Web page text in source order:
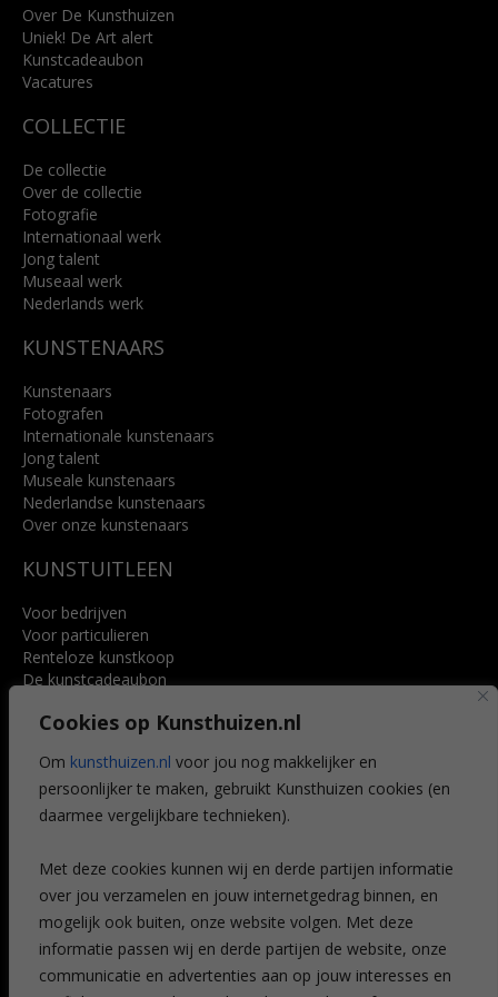
Cookies op Kunsthuizen.nl
Om kunsthuizen.nl voor jou nog makkelijker en
persoonlijker te maken, gebruikt Kunsthuizen cookies (en
daarmee vergelijkbare technieken).
Met deze cookies kunnen wij en derde partijen informatie
over jou verzamelen en jouw internetgedrag binnen, en
mogelijk ook buiten, onze website volgen. Met deze
informatie passen wij en derde partijen de website, onze
communicatie en advertenties aan op jouw interesses en
info@kunsthuisbreda.nl
Lees meer
Over De Kunsthuizen
Uniek! De Art alert
Kunstcadeaubon
Vacatures
COLLECTIE
De collectie
Over de collectie
Fotografie
Internationaal werk
Jong talent
Museaal werk
Nederlands werk
KUNSTENAARS
Kunstenaars
Fotografen
Internationale kunstenaars
Jong talent
Museale kunstenaars
Nederlandse kunstenaars
Over onze kunstenaars
KUNSTUITLEEN
Voor bedrijven
Voor particulieren
Renteloze kunstkoop
De kunstcadeaubon
Voordelen
Veelgestelde vragen
CONTACT
Leiden
Amsterdam
Breda
Favorieten
Mijn art alert